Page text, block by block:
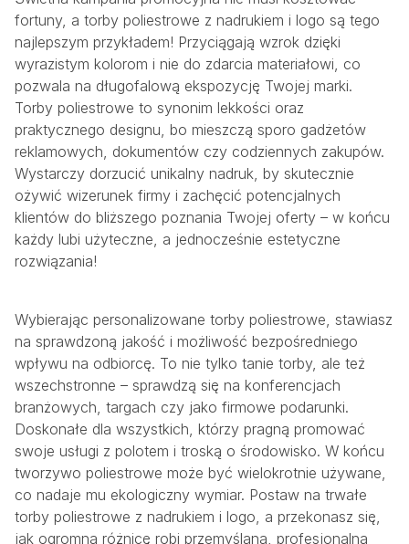
fortuny, a torby poliestrowe z nadrukiem i logo są tego
najlepszym przykładem! Przyciągają wzrok dzięki
wyrazistym kolorom i nie do zdarcia materiałowi, co
pozwala na długofalową ekspozycję Twojej marki.
Torby poliestrowe to synonim lekkości oraz
praktycznego designu, bo mieszczą sporo gadżetów
reklamowych, dokumentów czy codziennych zakupów.
Wystarczy dorzucić unikalny nadruk, by skutecznie
ożywić wizerunek firmy i zachęcić potencjalnych
klientów do bliższego poznania Twojej oferty – w końcu
każdy lubi użyteczne, a jednocześnie estetyczne
rozwiązania!
Wybierając personalizowane torby poliestrowe, stawiasz
na sprawdzoną jakość i możliwość bezpośredniego
wpływu na odbiorcę. To nie tylko tanie torby, ale też
wszechstronne – sprawdzą się na konferencjach
branżowych, targach czy jako firmowe podarunki.
Doskonałe dla wszystkich, którzy pragną promować
swoje usługi z polotem i troską o środowisko. W końcu
tworzywo poliestrowe może być wielokrotnie używane,
co nadaje mu ekologiczny wymiar. Postaw na trwałe
torby poliestrowe z nadrukiem i logo, a przekonasz się,
jak ogromną różnicę robi przemyślana, profesjonalna